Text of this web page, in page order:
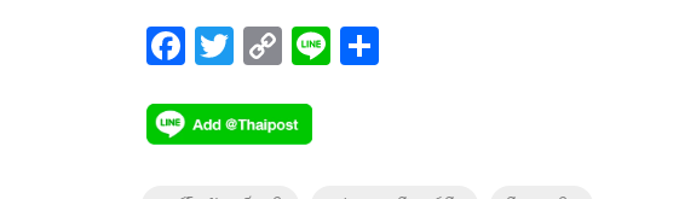
F
e
b
T
tt
er
C
p
y
Li